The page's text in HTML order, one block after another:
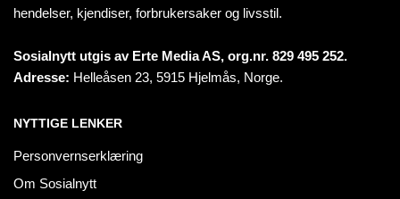
hendelser, kjendiser, forbrukersaker og livsstil.
Sosialnytt utgis av Erte Media AS, org.nr. 829 495 252.
Adresse: Helleåsen 23, 5915 Hjelmås, Norge.
NYTTIGE LENKER
Personvernserklæring
Om Sosialnytt